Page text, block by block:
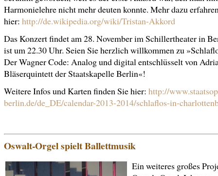
Harmonielehre nicht mehr deuten konnte. Mehr dazu
hier: http://de.wikipedia.org/wiki/Tristan-Akkord
Das Konzert findet am 28. November im Schillertheater in
ist um 22.30 Uhr. Seien Sie herzlich willkommen zu
Der Wagner Code: Analog und digital entschlüsselt von
Bläserquintett der Staatskapelle Berlin«!
Weitere Infos und Karten finden Sie hier: http://
berlin.de/de_DE/calendar-2013-2014/schlaflos-in-
Oswalt-Orgel spielt Ballettmusik
Ein weiteres großes